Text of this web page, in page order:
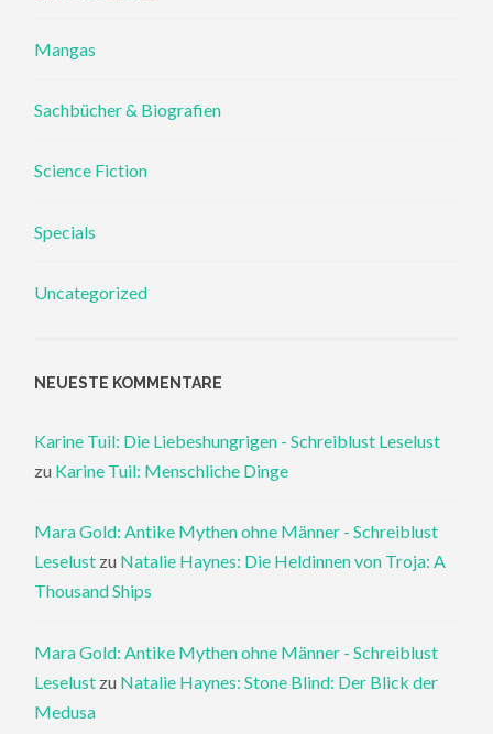
Mangas
Sachbücher & Biografien
Science Fiction
Specials
Uncategorized
NEUESTE KOMMENTARE
Karine Tuil: Die Liebeshungrigen - Schreiblust Leselust
zu Karine Tuil: Menschliche Dinge
Mara Gold: Antike Mythen ohne Männer - Schreiblust
Leselust zu Natalie Haynes: Die Heldinnen von Troja: A
Thousand Ships
Mara Gold: Antike Mythen ohne Männer - Schreiblust
Leselust zu Natalie Haynes: Stone Blind: Der Blick der
Medusa